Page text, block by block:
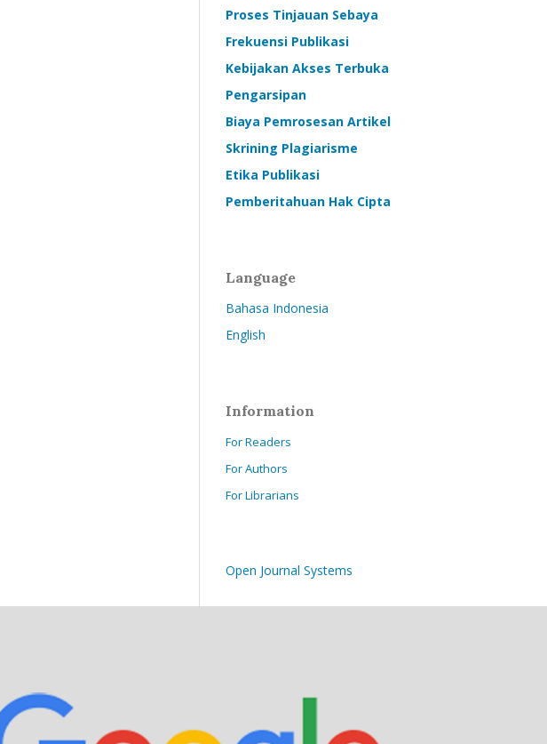
Proses Tinjauan Sebaya
Frekuensi Publikasi
Kebijakan Akses Terbuka
Pengarsipan
Biaya Pemrosesan Artikel
Skrining Plagiarisme
Etika Publikasi
Pemberitahuan Hak Cipta
Language
Bahasa Indonesia
English
Information
For Readers
For Authors
For Librarians
Open Journal Systems